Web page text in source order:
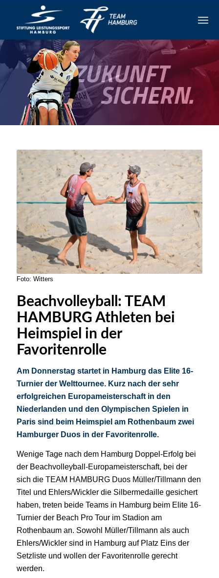
Foto: Witters
Beachvolleyball: TEAM
HAMBURG Athleten bei
Heimspiel in der
Favoritenrolle
Am Donnerstag startet in Hamburg das Elite 16-
Turnier der Welttournee. Kurz nach der sehr
erfolgreichen Europameisterschaft in den
Niederlanden und den Olympischen Spielen in
Paris sind beim Heimspiel am Rothenbaum zwei
Hamburger Duos in der Favoritenrolle.
Wenige Tage nach dem Hamburg Doppel-Erfolg bei
der Beachvolleyball-Europameisterschaft, bei der
sich die TEAM HAMBURG Duos Müller/Tillmann den
Titel und Ehlers/Wickler die Silbermedaille gesichert
haben, treten beide Teams in Hamburg beim Elite 16-
Turnier der Beach Pro Tour im Stadion am
Rothenbaum an. Sowohl Müller/Tillmann als auch
Ehlers/Wickler sind in Hamburg auf Platz Eins der
Setzliste und wollen der Favoritenrolle gerecht
werden.